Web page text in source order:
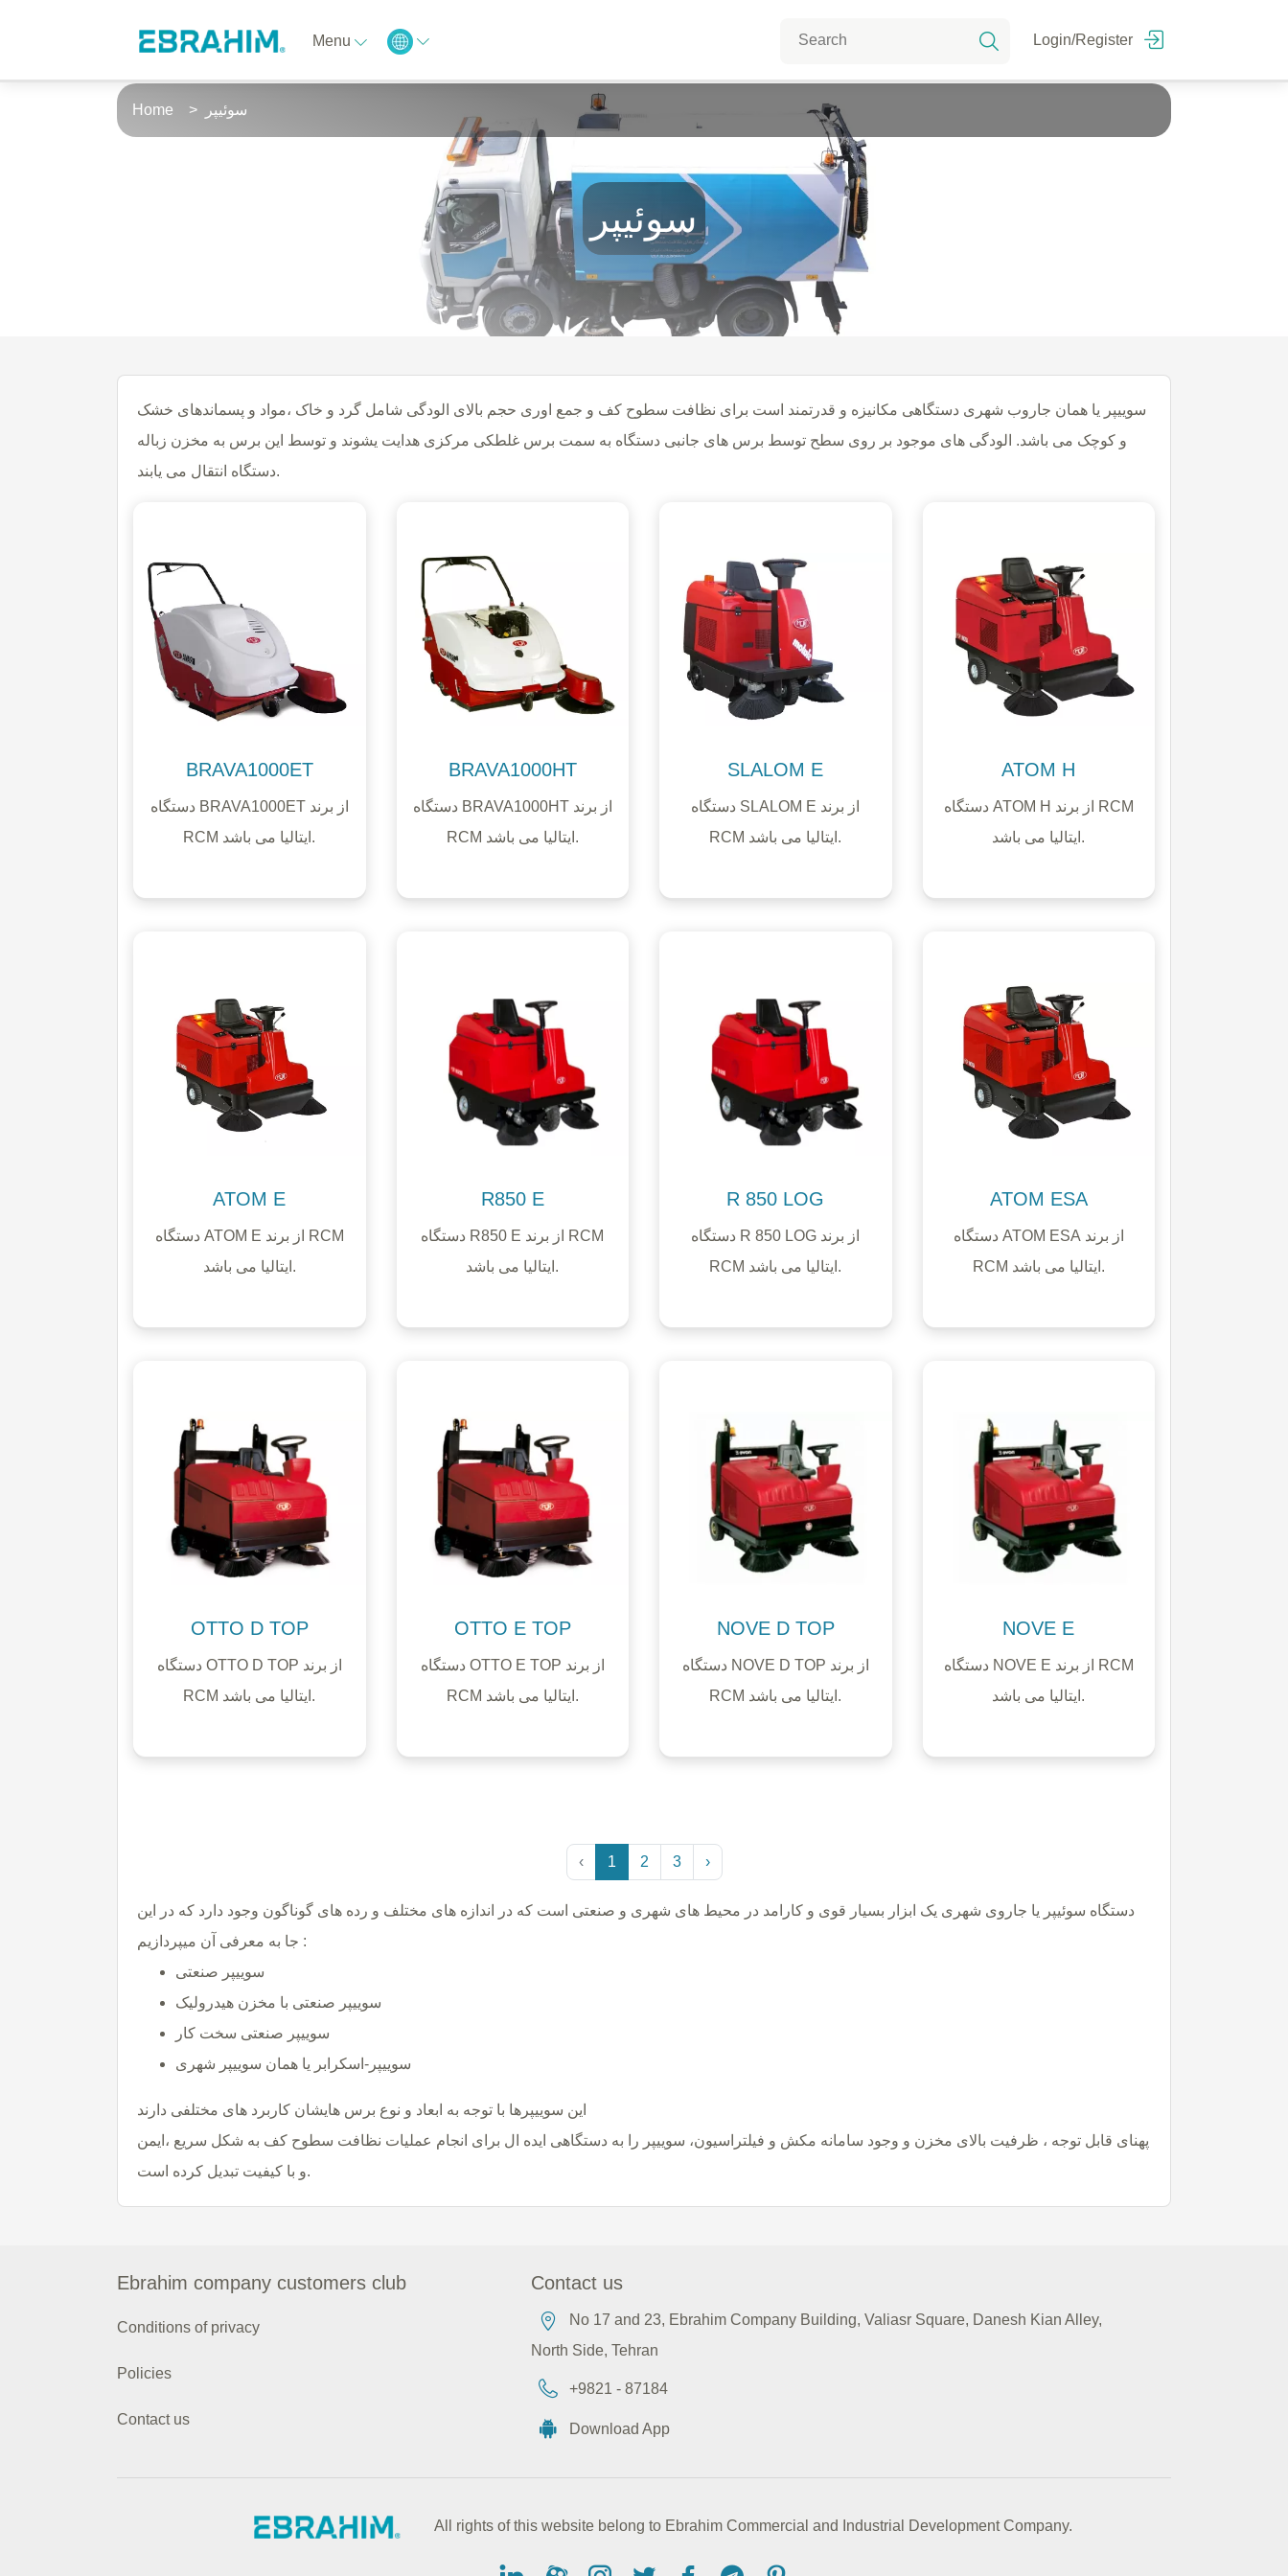
Menu Login/Register
Home سوئیپر
سوئیپر
سوییپر یا همان جاروب شهری دستگاهی مکانیزه و قدرتمند است برای نظافت سطوح کف و جمع اوری حجم بالای الودگی شامل گرد و خاک ،مواد و پسماندهای خشک
و کوچک می باشد. الودگی های موجود بر روی سطح توسط برس های جانبی دستگاه به سمت برس غلطکی مرکزی هدایت یشوند و توسط این برس به مخزن زباله
دستگاه انتقال می یابند.
BRAVA1000ET
دستگاه BRAVA1000ET از برند
RCM ایتالیا می باشد.
BRAVA1000HT
دستگاه BRAVA1000HT از برند
RCM ایتالیا می باشد.
SLALOM E
دستگاه SLALOM E از برند
RCM ایتالیا می باشد.
ATOM H
دستگاه ATOM H از برند RCM
ایتالیا می باشد.
ATOM E
دستگاه ATOM E از برند RCM
ایتالیا می باشد.
R850 E
دستگاه R850 E از برند RCM
ایتالیا می باشد.
R 850 LOG
دستگاه R 850 LOG از برند
RCM ایتالیا می باشد.
ATOM ESA
دستگاه ATOM ESA از برند
RCM ایتالیا می باشد.
OTTO D TOP
دستگاه OTTO D TOP از برند
RCM ایتالیا می باشد.
OTTO E TOP
دستگاه OTTO E TOP از برند
RCM ایتالیا می باشد.
NOVE D TOP
دستگاه NOVE D TOP از برند
RCM ایتالیا می باشد.
NOVE E
دستگاه NOVE E از برند RCM
ایتالیا می باشد.
‹ 1 2 3 ›
دستگاه سوئیپر یا جاروی شهری یک ابزار بسیار قوی و کارامد در محیط های شهری و صنعتی است که در اندازه های مختلف و رده های گوناگون وجود دارد که در این
جا به معرفی آن میپردازیم :
سوییپر صنعتی
سوییپر صنعتی سخت کار
سوییپر-اسکرابر یا همان سوییپر شهری
پهنای قابل توجه ، ظرفیت بالای مخزن و وجود سامانه مکش و فیلتراسیون، سوییپر را به دستگاهی ایده ال برای انجام عملیات نظافت سطوح کف به شکل سریع ،ایمن
و با کیفیت تبدیل کرده است.
Ebrahim company customers club
Conditions of privacy
Policies
Contact us
Contact us
No 17 and 23, Ebrahim Company Building, Valiasr Square, Danesh Kian Alley,
North Side, Tehran
+9821 - 87184
Download App
All rights of this website belong to Ebrahim Commercial and Industrial Development Company.